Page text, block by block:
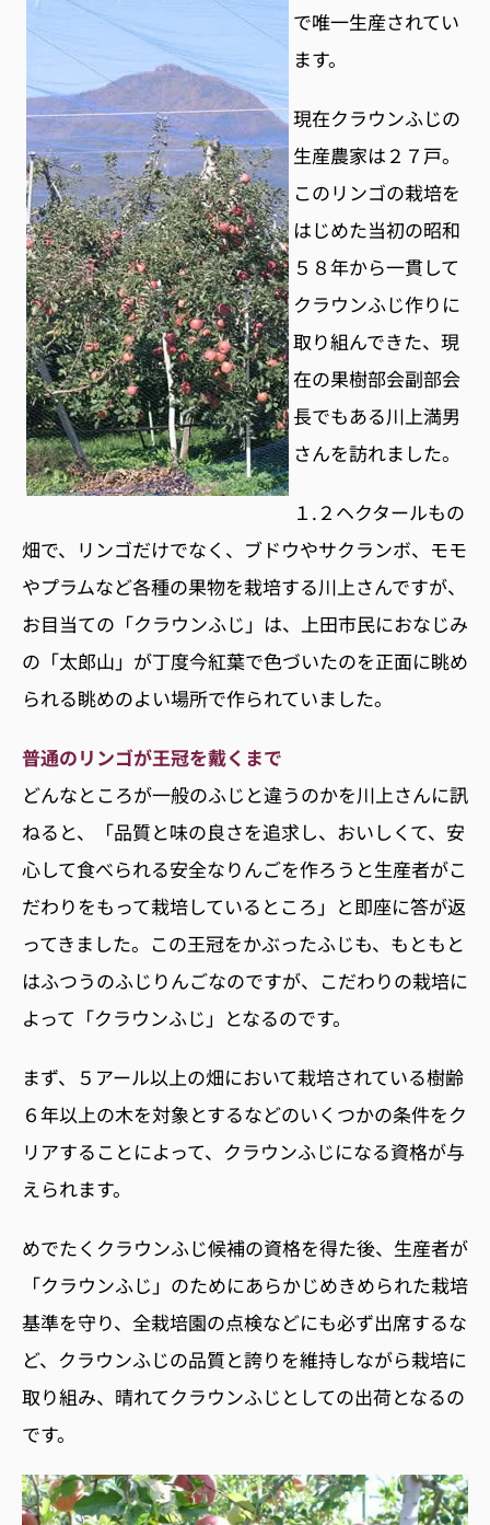
で唯一生産されてい
ます。
現在クラウンふじの
生産農家は２７戸。
このリンゴの栽培を
はじめた当初の昭和
５８年から一貫して
クラウンふじ作りに
取り組んできた、現
在の果樹部会副部会
長でもある川上満男
さんを訪れました。
１.２ヘクタールもの
畑で、リンゴだけでなく、ブドウやサクランボ、モモ
やプラムなど各種の果物を栽培する川上さんですが、
お目当ての「クラウンふじ」は、上田市民におなじみ
の「太郎山」が丁度今紅葉で色づいたのを正面に眺め
られる眺めのよい場所で作られていました。
普通のリンゴが王冠を戴くまで
どんなところが一般のふじと違うのかを川上さんに訊
ねると、「品質と味の良さを追求し、おいしくて、安
心して食べられる安全なりんごを作ろうと生産者がこ
だわりをもって栽培しているところ」と即座に答が返
ってきました。この王冠をかぶったふじも、もともと
はふつうのふじりんごなのですが、こだわりの栽培に
よって「クラウンふじ」となるのです。
まず、５アール以上の畑において栽培されている樹齢
６年以上の木を対象とするなどのいくつかの条件をク
リアすることによって、クラウンふじになる資格が与
えられます。
めでたくクラウンふじ候補の資格を得た後、生産者が
「クラウンふじ」のためにあらかじめきめられた栽培
基準を守り、全栽培園の点検などにも必ず出席するな
ど、クラウンふじの品質と誇りを維持しながら栽培に
取り組み、晴れてクラウンふじとしての出荷となるの
です。